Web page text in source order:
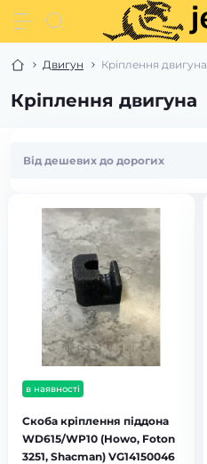
Двигун Кріплення двигуна
Кріплення двигуна
в наявності
Скоба кріплення піддона
WD615/WP10 (Howo, Foton
3251, Shacman) VG14150046